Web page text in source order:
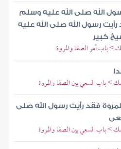
الله صلى الله عليه وسلم
رسول الله صلى الله عليه
كبير
> باب أمر الصفا والمروة
> باب السعي بين الصفا والمروة
فقد رأيت رسول الله صلى
> باب السعي بين الصفا والمروة